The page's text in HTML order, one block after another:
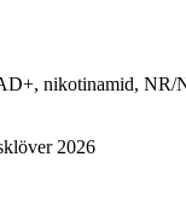
nikotinamid,